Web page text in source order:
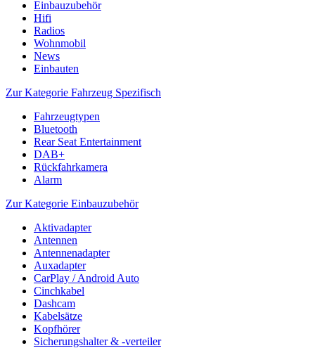
Einbauzubehör
Hifi
Radios
Wohnmobil
News
Einbauten
Zur Kategorie Fahrzeug Spezifisch
Fahrzeugtypen
Bluetooth
Rear Seat Entertainment
DAB+
Rückfahrkamera
Alarm
Zur Kategorie Einbauzubehör
Aktivadapter
Antennen
Antennenadapter
Auxadapter
CarPlay / Android Auto
Cinchkabel
Dashcam
Kabelsätze
Kopfhörer
Sicherungshalter & -verteiler